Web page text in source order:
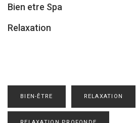
Bien etre Spa
Relaxation
BIEN-ÊTRE RELAXATION